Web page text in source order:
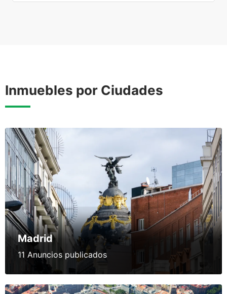
Inmuebles por Ciudades
Madrid
11 Anuncios publicados